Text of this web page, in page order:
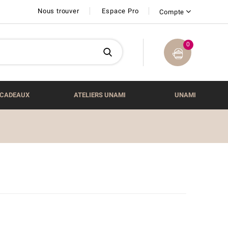
Nous trouver Espace Pro Compte
0
CADEAUX ATELIERS UNAMI UNAMI